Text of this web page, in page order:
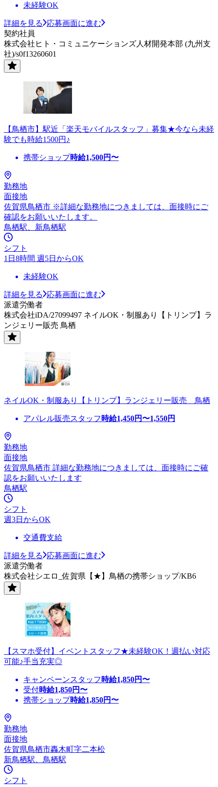
未経験OK
詳細を見る
応募画面に進む
契約社員
株式会社ヒト・コミュニケーションズ人材開発本部 (九州支
社)/s0f13260601
【鳥栖市】駅近「楽天モバイルスタッフ」募集★今なら未経
験でも時給1500円♪
携帯ショップ時給1,500円〜
勤務地
面接地
佐賀県鳥栖市 ※詳細な勤務地につきましては、面接時にご
確認をお願いいたします。
鳥栖駅、新鳥栖駅
シフト
1日8時間 週5日からOK
未経験OK
詳細を見る
応募画面に進む
派遣労働者
株式会社iDA/27099497 ネイルOK・制服あり【トリンプ】ラ
ンジェリー販売 鳥栖
ネイルOK・制服あり【トリンプ】ランジェリー販売 鳥栖
アパレル販売スタッフ 時給1,450円〜1,550円
勤務地
面接地
佐賀県鳥栖市 詳細な勤務地につきましては、面接時にご確
認をお願いいたします
鳥栖駅
シフト
週3日からOK
交通費支給
詳細を見る
応募画面に進む
派遣労働者
株式会社シエロ_佐賀県【★】鳥栖の携帯ショップ/KB6
【スマホ受付】イベントスタッフ★未経験OK！週払い対応
可能♪手当充実◎
キャンペーンスタッフ 時給1,850円〜
受付時給1,850円〜
携帯ショップ時給1,850円〜
勤務地
面接地
佐賀県鳥栖市轟木町字二本松
新鳥栖駅、鳥栖駅
シフト